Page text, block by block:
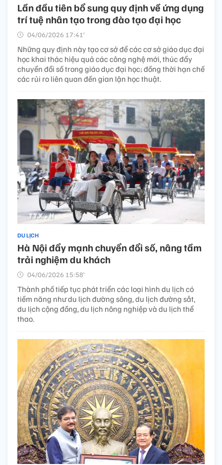
Lần đầu tiên bổ sung quy định về ứng dụng
trí tuệ nhân tạo trong đào tạo đại học
04/06/2026 17:41’
Những quy định này tạo cơ sở để các cơ sở giáo dục đại
học khai thác hiệu quả các công nghệ mới, thúc đẩy
chuyển đổi số trong giáo dục đại học; đồng thời hạn chế
các rủi ro liên quan đến gian lận học thuật.
DU LỊCH
Hà Nội đẩy mạnh chuyển đổi số, nâng tầm
trải nghiệm du khách
04/06/2026 15:58’
Thành phố tiếp tục phát triển các loại hình du lịch có
tiềm năng như du lịch đường sông, du lịch đường sắt,
du lịch cộng đồng, du lịch nông nghiệp và du lịch thể
thao.